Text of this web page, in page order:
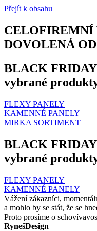
Přejít k obsahu
CELOFIREMNÍ
DOVOLENÁ OD
BLACK
vybrané
FLEXY PANELY
KAMENNÉ PANELY
MIRKA SORTIMENT
BLACK
vybrané
FLEXY PANELY
KAMENNÉ PANELY
Vážení zákazníci,
a mohlo by se stát, že se
Proto prosíme o
RynešDesign